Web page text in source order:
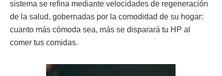
sistema se refina mediante velocidades de regeneración
de la salud, gobernadas por la comodidad de su hogar:
cuanto más cómoda sea, más se disparará tu HP al
comer tus comidas.